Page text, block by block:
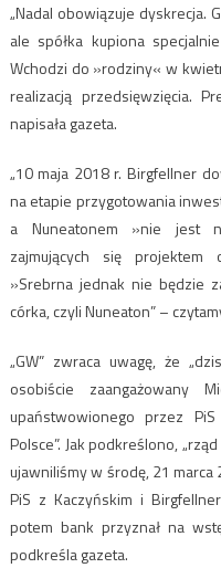
„Nadal obowiązuje dyskrecja.
ale spółka kupiona
Wchodzi do »rodziny« w
realizacją przedsięwzięcia.
napisała gazeta.
„10 maja 2018 r. Birgfellner
na etapie przygotowania
a Nuneatonem »nie jest
zajmujących się projektem
»Srebrna jednak nie będzie
córka, czyli Nuneaton” –
„GW” zwraca uwagę, że
osobiście zaangażowany
upaństwowionego przez
Polsce”. Jak podkreślono,
ujawniliśmy w środę, 21 marca
PiS z Kaczyńskim i
potem bank przyznał na
podkreśla gazeta.